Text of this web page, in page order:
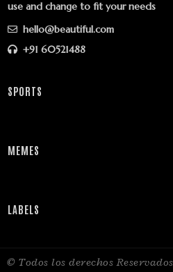
use and change to fit your needs
hello@beautiful.com
+91 60521488
SPORTS
MEMES
LABELS
© Todos los derechos Reservados